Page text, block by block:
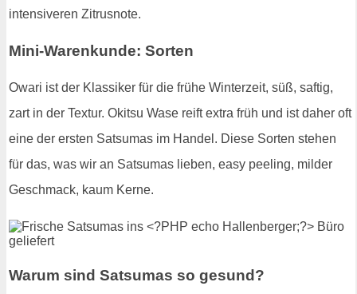
intensiveren Zitrusnote.
Mini-Warenkunde: Sorten
Owari ist der Klassiker für die frühe Winterzeit, süß, saftig,
zart in der Textur. Okitsu Wase reift extra früh und ist daher oft
eine der ersten Satsumas im Handel. Diese Sorten stehen
für das, was wir an Satsumas lieben, easy peeling, milder
Geschmack, kaum Kerne.
Warum sind Satsumas so gesund?